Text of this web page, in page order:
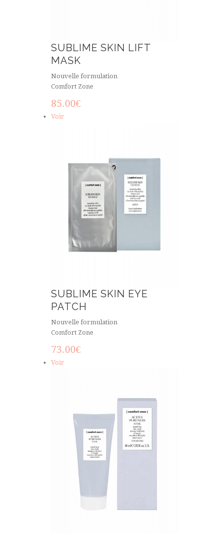
SUBLIME SKIN LIFT
MASK
Nouvelle formulation
Comfort Zone
85.00€
Voir
SUBLIME SKIN EYE
PATCH
Nouvelle formulation
Comfort Zone
73.00€
Voir